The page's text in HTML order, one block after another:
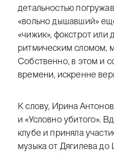
детальностью
«вольно дышавший»
«чижик», фокстрот
ритмическим сломом,
Собственно, в этом и
времени, искренне
К слову, Ирина
и «Условно убитого».
клубе и приняла
музыка от Дягилева